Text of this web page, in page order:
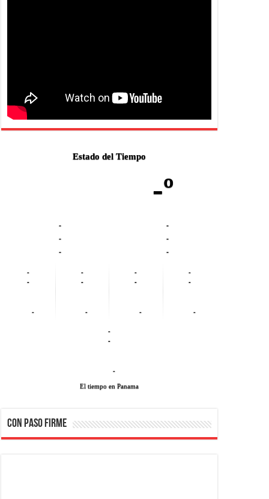
Estado del Tiempo
-º
-
-
-
-
-
-
-
-
-
-
-
-
-
-
-
-
-
-
-
-
-
El tiempo en Panama
CON PASO FIRME